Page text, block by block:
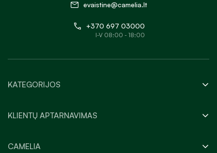
evaistine@camelia.lt
+370 697 03000
I-V 08:00 - 18:00
KATEGORIJOS
KLIENTŲ APTARNAVIMAS
CAMELIA